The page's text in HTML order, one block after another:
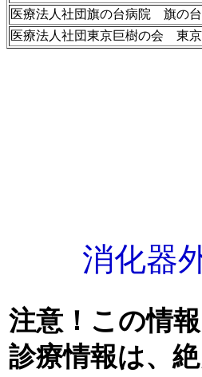
医療法人社団旗の台病院 旗の
医療法人社団東京巨樹の会 東
消化器
注意！この情
診療情報は、